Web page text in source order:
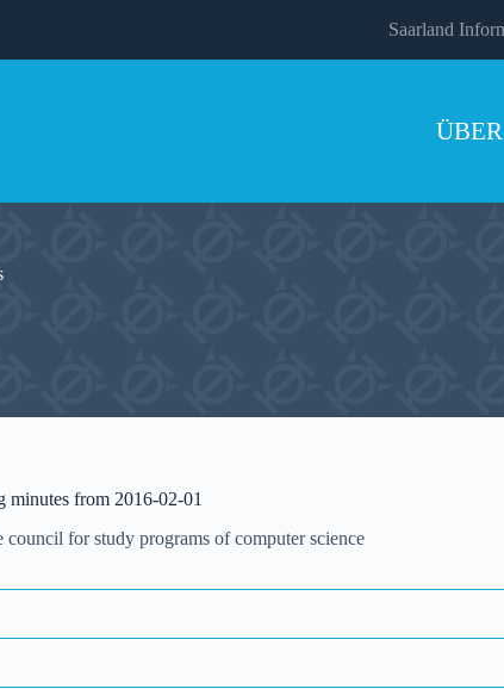
Saarland
minutes from 2016-02-01
council for study programs of computer science